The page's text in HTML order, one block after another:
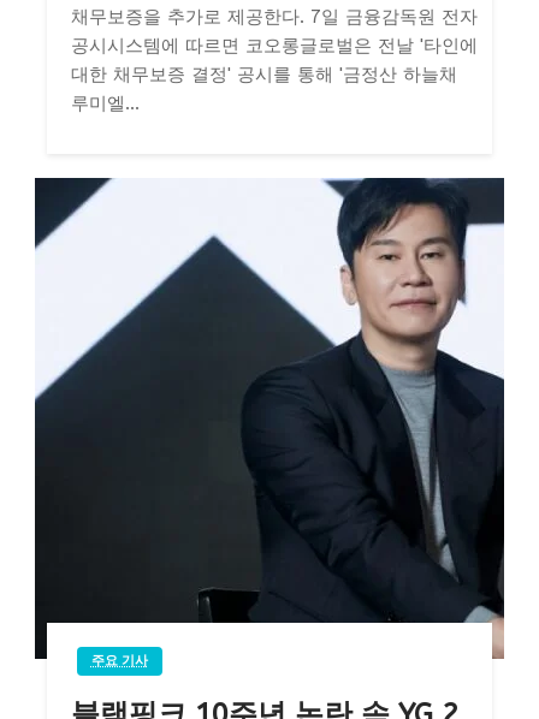
채무보증을 추가로 제공한다. 7일 금융감독원 전자
공시시스템에 따르면 코오롱글로벌은 전날 '타인에
대한 채무보증 결정' 공시를 통해 '금정산 하늘채
루미엘...
주요 기사